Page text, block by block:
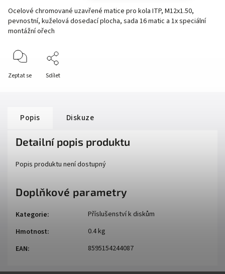
Ocelové chromované uzavřené matice pro kola ITP, M12x1.50,
pevnostní, kuželová dosedací plocha, sada 16 matic a 1x speciální
montážní ořech
Zeptat se Sdílet
Popis Diskuze
Detailní popis produktu
Popis produktu není dostupný
Doplňkové parametry
Kategorie:
Příslušenství k diskům
Hmotnost:
0.4 kg
EAN: 8595154244087